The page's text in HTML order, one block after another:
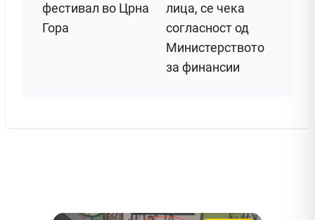
фестивал во Црна
Гора
лица, се чека
согласност од
Министерството
за финансии